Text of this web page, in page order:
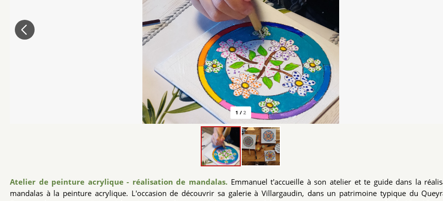
1 / 2
Atelier de peinture acrylique - réalisation de mandalas. Emmanuel t'accueille à son atelier et te guide dans la
mandalas à la peinture acrylique. L'occasion de découvrir sa galerie à Villargaudin, dans un patrimoine typique du